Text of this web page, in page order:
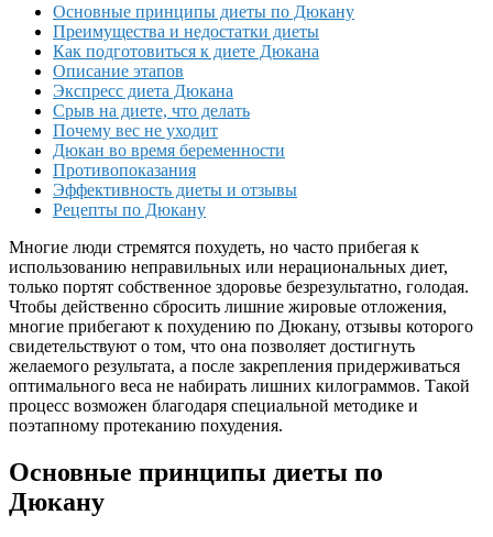
Основные принципы диеты по Дюкану
Преимущества и недостатки диеты
Как подготовиться к диете Дюкана
Описание этапов
Экспресс диета Дюкана
Срыв на диете, что делать
Почему вес не уходит
Дюкан во время беременности
Противопоказания
Эффективность диеты и отзывы
Рецепты по Дюкану
Многие люди стремятся похудеть, но часто прибегая к
использованию неправильных или нерациональных диет,
только портят собственное здоровье безрезультатно, голодая.
Чтобы действенно сбросить лишние жировые отложения,
многие прибегают к похудению по Дюкану, отзывы которого
свидетельствуют о том, что она позволяет достигнуть
желаемого результата, а после закрепления придерживаться
оптимального веса не набирать лишних килограммов. Такой
процесс возможен благодаря специальной методике и
поэтапному протеканию похудения.
Основные принципы диеты по
Дюкану